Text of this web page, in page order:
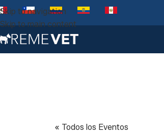
Skip to navigation
Skip to main content
« Todos los Eventos